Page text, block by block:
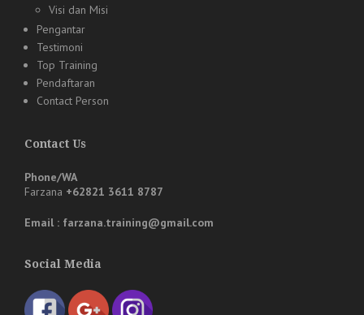
Visi dan Misi
Pengantar
Testimoni
Top Training
Pendaftaran
Contact Person
Contact Us
Phone/WA
Farzana +62821 3611 8787
Email : farzana.training@gmail.com
Social Media